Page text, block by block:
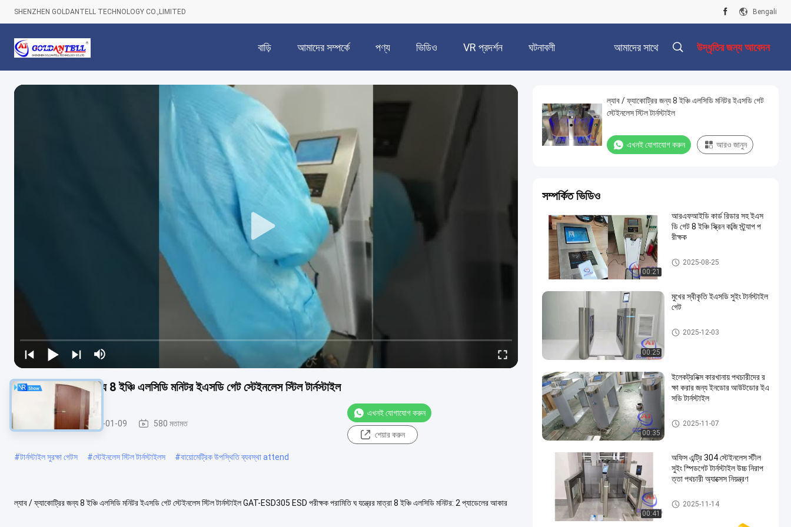
SHENZHEN GOLDANTELL TECHNOLOGY CO.,LIMITED Bengali
বাড়ি আমাদের সম্পর্কে পণ্য ভিডিও VR প্রদর্শন ঘটনাবলী আমাদের সাথে
যোগাযোগ করুন
উদ্ধৃতির জন্য আবেদন
ল্যাব / ফ্যাকোট্রির জন্য 8 ইঞ্চি এলসিডি মনিটর ইএসডি গেট স্টেইনলেস স্টিল টার্নস্টাইল
ইএসডি গেট 2025-01-09 580 মতামত
এখনই যোগাযোগ করুন
শেয়ার করুন
#টার্নস্টাইল সুরক্ষা গেটস #স্টেইনলেস স্টিল টার্নস্টাইলস #বায়োমেট্রিক উপস্থিতি ব্যবস্থা attend
ল্যাব / ফ্যাকোট্রির জন্য 8 ইঞ্চি এলসিডি মনিটর ইএসডি গেট স্টেইনলেস স্টিল টার্নস্টাইল GAT-ESD305 ESD পরীক্ষক পরামিতি ঘ যন্ত্রের মাত্রা 8 ইঞ্চি এলসিডি মনিটর: 2 প্যাডেলের আকার
ল্যাব / ফ্যাকোট্রির জন্য 8 ইঞ্চি এলসিডি মনিটর ইএসডি গেট
স্টেইনলেস স্টিল টার্নস্টাইল
এখনই যোগাযোগ করুন আরও জানুন
সম্পর্কিত ভিডিও
00:21
আরএফআইডি কার্ড রিডার সহ ইএস
ডি গেট 8 ইঞ্চি স্ক্রিন কব্জি স্ট্র্যাপ প
রীক্ষক
ইএসডি গেট
2025-08-25
00:25
মুখের স্বীকৃতি ইএসডি সুইং টার্নস্টাইল
গেট
ইএসডি গেট
2025-12-03
00:35
ইলেকট্রনিক্স কারখানায় পথচারীদের র
ক্ষা করার জন্য ইনডোর আউটডোর ইএ
সডি টার্নস্টাইল
ইএসডি গেট
2025-11-07
00:41
অফিস এন্ট্রি 304 স্টেইনলেস স্টীল
সুইং স্পিডগেট টার্নস্টাইল উচ্চ নিরাপ
ত্তা পথচারী অ্যাক্সেস নিয়ন্ত্রণ
সুইং ব্যারিয়ার গেট
2025-11-14